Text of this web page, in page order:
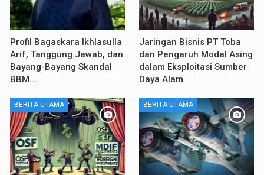
Profil Bagaskara Ikhlasulla
Arif, Tanggung Jawab, dan
Bayang-Bayang Skandal
BBM…
Jaringan Bisnis PT Toba
dan Pengaruh Modal Asing
dalam Eksploitasi Sumber
Daya Alam
BERITA UTAMA BERITA UTAMA